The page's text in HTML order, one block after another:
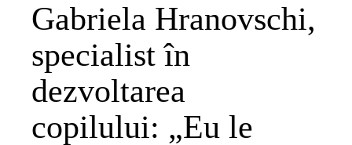
Gabriela Hranovschi,
specialist în
dezvoltarea
copilului: „Eu le